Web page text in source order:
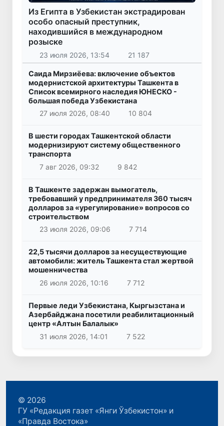
Из Египта в Узбекистан экстрадирован
особо опасный преступник,
находившийся в международном
розыске
23 июля 2026, 13:54 21 187
Саида Мирзиёева: включение объектов
модернистской архитектуры Ташкента в
Список всемирного наследия ЮНЕСКО -
большая победа Узбекистана
27 июля 2026, 08:40
10 804
В шести городах Ташкентской области
модернизируют систему общественного
транспорта
7 авг 2026, 09:32
9 842
В Ташкенте задержан вымогатель,
требовавший у предпринимателя 360 тысяч
долларов за «урегулирование» вопросов со
строительством
23 июля 2026, 09:06
7 714
22,5 тысячи долларов за несуществующие
автомобили: житель Ташкента стал жертвой
мошенничества
26 июля 2026, 10:16
7 712
Первые леди Узбекистана, Кыргызстана и
Азербайджана посетили реабилитационный
центр «Алтын Балалык»
31 июля 2026, 14:01
7 522
© 2026
ГУ «Редакция газет «Янги Ўзбекистон» и
«Правда Востока»